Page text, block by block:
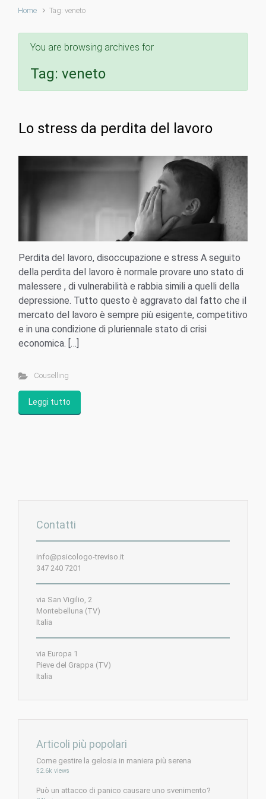
Home Tag: veneto
You are browsing archives for
Tag: veneto
Lo stress da perdita del lavoro
Perdita del lavoro, disoccupazione e stress A seguito
della perdita del lavoro è normale provare uno stato di
malessere , di vulnerabilità e rabbia simili a quelli della
depressione. Tutto questo è aggravato dal fatto che il
mercato del lavoro è sempre più esigente, competitivo
e in una condizione di pluriennale stato di crisi
economica. […]
Couselling
Leggi tutto
Contatti
info@psicologo-treviso.it
347 240 7201
via San Vigilio, 2
Montebelluna (TV)
Italia
via Europa 1
Pieve del Grappa (TV)
Italia
Articoli più popolari
Come gestire la gelosia in maniera più serena
52.6k views
Può un attacco di panico causare uno svenimento?